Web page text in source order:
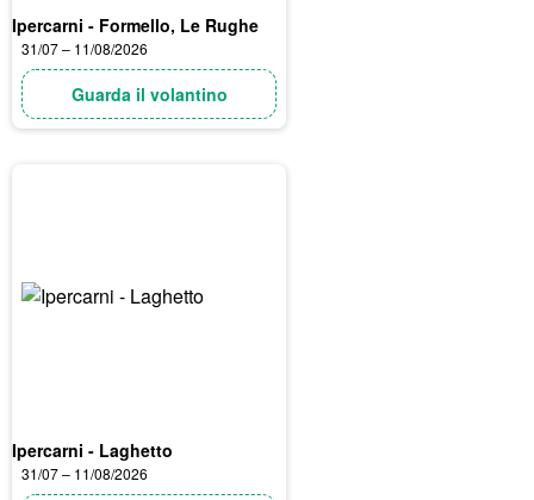
Ipercarni - Formello, Le Rughe
31/07 – 11/08/2026
Guarda il volantino
Ipercarni - Laghetto
31/07 – 11/08/2026